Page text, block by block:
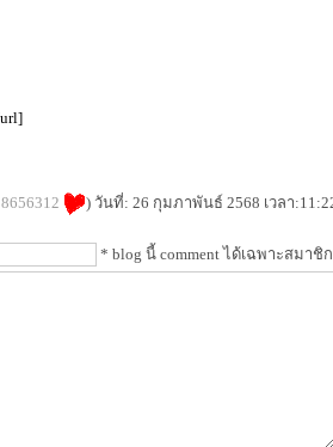
) วันที่: 26 กุมภาพันธ์ 2568 เวลา
* blog นี้ comment ได้เฉพาะสมาชิก